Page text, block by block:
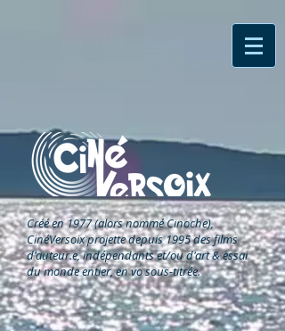
Créé en 1977 (alors nommé Cinoche),
CinéVersoixprojette depuis 1995 des films
d'auteur.e, indépendants et/ou d'art & essai
du monde entier, en vo sous-titrée.